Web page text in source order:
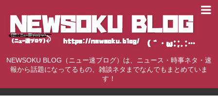
NEWSOKU BLOG（ニュー速ブログ）は、ニュース・時事ネタ・速
報から話題になってるもの、雑談ネタまでなんでもまとめていま
す！